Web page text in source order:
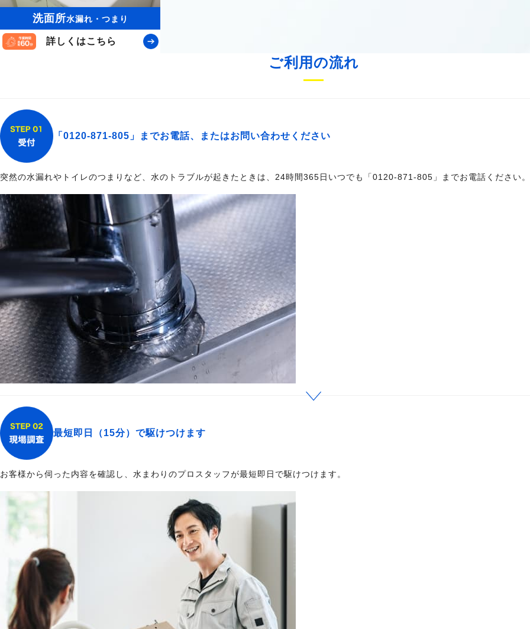
洗面所水漏れ・つまり
詳しくはこちら
ご利用の流れ
「0120-871-805」までお電話、またはお問い合わせください
突然の水漏れやトイレのつまりなど、水のトラブルが起きたときは、24時間365日いつでも「0120-871-805」までお電話ください。
最短即日（15分）で駆けつけます
お客様から伺った内容を確認し、水まわりのプロスタッフが最短即日で駆けつけます。